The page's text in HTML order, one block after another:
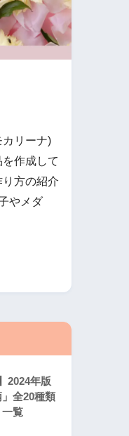
リーナ)
作成して
方の紹介
やメダ
2024年版
全20種類
一覧